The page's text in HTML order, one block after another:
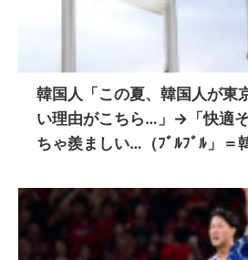
韓国人「この夏、韓国人が東
い理由がこちら…」→「快適
ちゃ羨ましい…（ﾌﾞﾙﾌﾞﾙ」＝